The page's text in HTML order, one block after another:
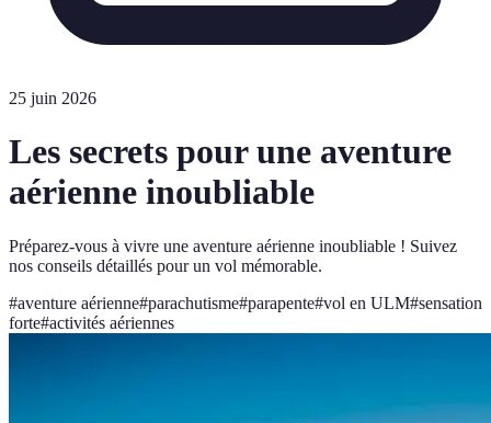
25 juin 2026
Les secrets pour une aventure
aérienne inoubliable
Préparez-vous à vivre une aventure aérienne inoubliable ! Suivez
nos conseils détaillés pour un vol mémorable.
#aventure aérienne#parachutisme#parapente#vol en ULM#sensation
forte#activités aériennes